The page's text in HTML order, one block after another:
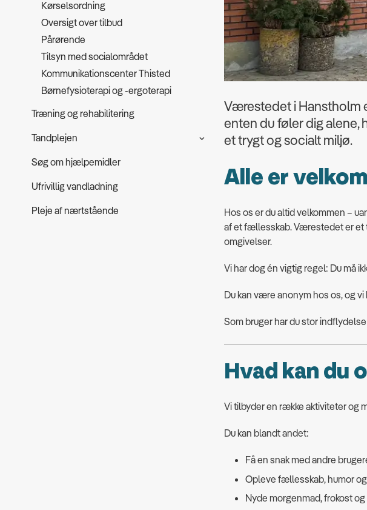
Kørselsordning
Oversigt over tilbud
Pårørende
Tilsyn med socialområdet
Kommunikationscenter Thisted
Børnefysioterapi og -ergoterapi
Træning og rehabilitering
Tandplejen
Søg om hjælpemidler
Ufrivillig vandladning
Pleje af nærtstående
Værestedet i Hanstholm
enten du føler dig alene,
et trygt og socialt miljø.
Alle er
Hos os er du altid velkommen –
af et fællesskab. Værestedet er et
omgivelser.
Vi har dog én vigtig regel: Du må
Du kan være anonym hos os, og
Som bruger har du stor
Hvad kan du
Vi tilbyder en række aktiviteter og
Du kan blandt andet:
Få en snak med andre
Opleve fællesskab, humor
Nyde morgenmad, frokost